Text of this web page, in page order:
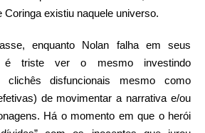
Coringa existiu naquele universo.
enquanto Nolan falha em seus
é triste ver o mesmo investindo
clichês disfuncionais mesmo como
de movimentar a narrativa e/ou
Há o momento em que o herói